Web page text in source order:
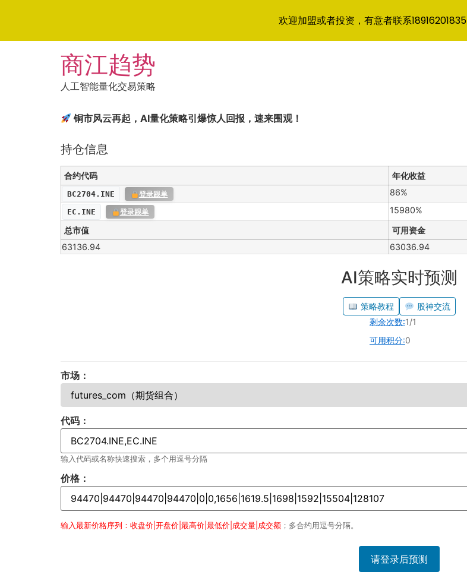
商江趋势
人工智能量化交易策略
铜市风云再起，AI量化策略引爆惊人回报，速来围观！
持仓信息
合约代码 年化收益
BC2704.INE 登录跟单 86%
EC.INE 登录跟单 15980%
总市值
可用资金
63136.94
63036.94
AI策略实时预测
策略教程
股神交流
剩余次数:1/1
可用积分:0
市场：
代码：
输入代码或名称快速搜索，多个用逗号分隔
价格：
输入最新价格序列：收盘价|开盘价|最高价|最低价|成交量|成交额 ；多合约用逗号分隔。
请登录后预测
欢迎加盟或者投资，有意者联系18916201835